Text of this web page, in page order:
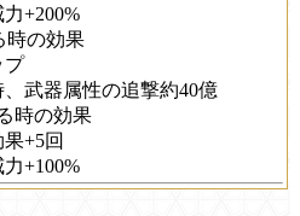
+200%
時の効果
プ
武器属性の追撃約40億
時の効果
+5回
+100%